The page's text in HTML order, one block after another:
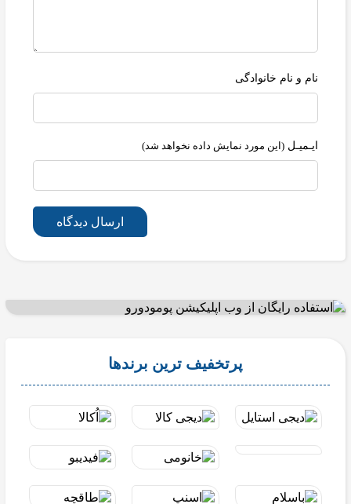
نام و نام خانوادگی
ایـمیـل (این مورد نمایش داده نخواهد شد)
ارسال دیدگاه
پرتخفیف ترین برندها